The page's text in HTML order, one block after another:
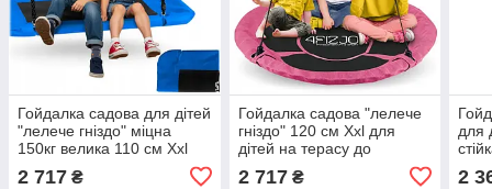
Гойдалка садова для дітей
"лелече гніздо" міцна
150кг велика 110 см Xxl
2 717 ₴
Гойдалка садова "лелече
гніздо" 120 см Xxl для
дітей на терасу до
2 717₴
для
2